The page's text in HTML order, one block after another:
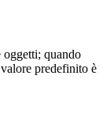
oggetti; quando
predefinito è